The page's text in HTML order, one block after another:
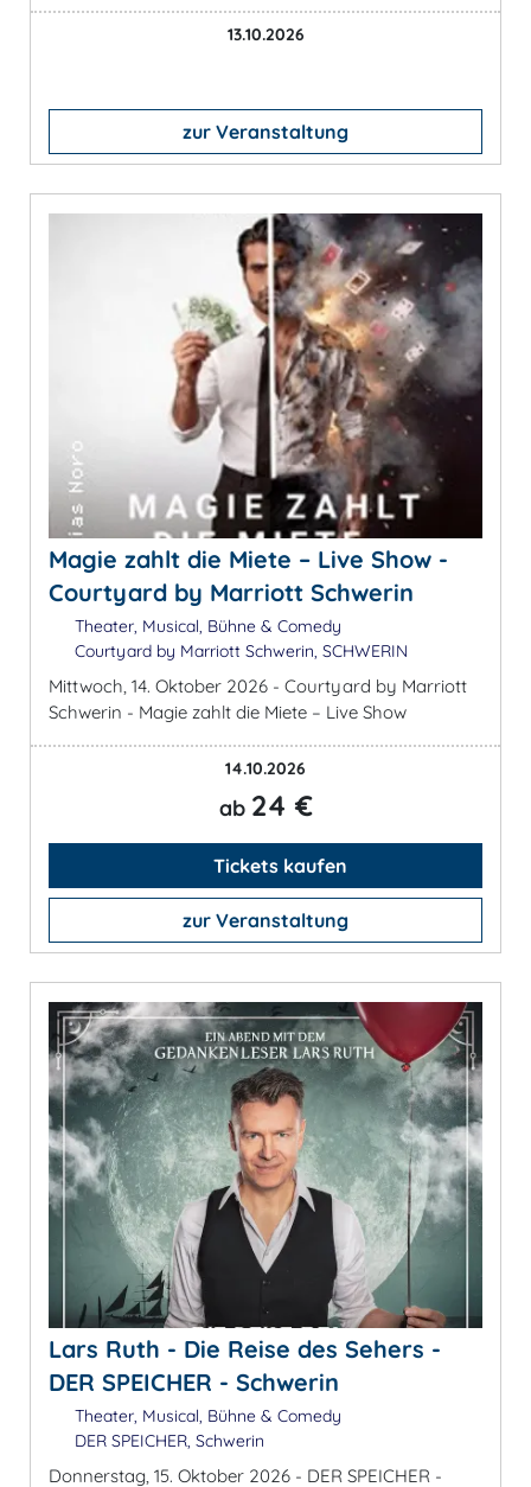
13.10.2026
zur Veranstaltung
Magie zahlt die Miete – Live Show -
Courtyard by Marriott Schwerin
Theater, Musical, Bühne & Comedy
Courtyard by Marriott Schwerin, SCHWERIN
Mittwoch, 14. Oktober 2026 - Courtyard by Marriott
Schwerin - Magie zahlt die Miete – Live Show
14.10.2026
ab 24 €
Tickets kaufen
zur Veranstaltung
Lars Ruth - Die Reise des Sehers -
DER SPEICHER - Schwerin
Theater, Musical, Bühne & Comedy
DER SPEICHER, Schwerin
Donnerstag, 15. Oktober 2026 - DER SPEICHER -